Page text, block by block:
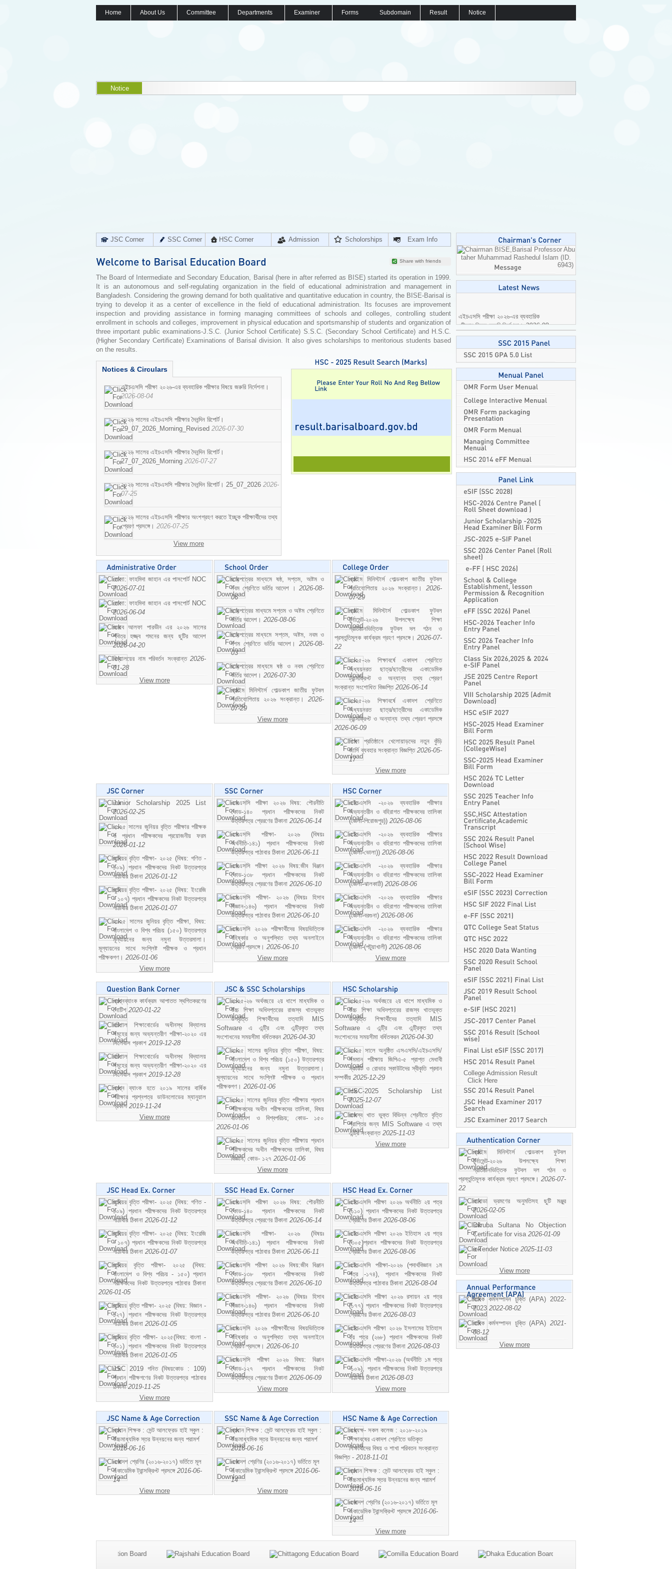
Home About Us Committee Departments Examiner Forms Subdomain Result Notice
Notice
JSC Corner SSC Corner HSC Corner Admission Scholorships Exam Info
Share with friends
The Board of Intermediate and Secondary Education, Barisal (here in after referred as BISE) started its operation in 1999.
It is an autonomous and self-regulating organization in the field of educational administration and management in
Bangladesh. Considering the growing demand for both qualitative and quantitative education in country, the BISE-Barisal is
trying to develop it as a center of excellence in the field of educational administration. Its focuses are improvement
inspection and providing assistance in forming managing committees of schools and colleges, controlling student
enrollment in schools and colleges, improvement in physical education and sportsmanship of students and organization of
three important public examinations-J.S.C. (Junior School Certificate) S.S.C. (Secondary School Certificate) and H.S.C.
(Higher Secondary Certificate) Examinations of Barisal division. It also gives scholarships to meritorious students based
on the results.
Notices & Circulars
এইচএসসি পরীক্ষা ২০২৬-এর ব্যবহারিক পরীক্ষার বিষয়ে জরুরি নির্দেশনা।
2026-08-04
২০২৬ সালের এইচএসসি পরীক্ষার দৈনন্দিন রিপোর্ট।
29_07_2026_Morning_Revised 2026-07-30
২০২৬ সালের এইচএসসি পরীক্ষার দৈনন্দিন রিপোর্ট।
27_07_2026_Morning 2026-07-27
২০২৬ সালের এইচএসসি পরীক্ষার দৈনন্দিন রিপোর্ট। 25_07_2026 2026-
07-25
২০২৬ সালের এইচএসসি পরীক্ষার অংশগ্রহণ করতে ইচ্ছুক পরীক্ষার্থীদের তথ্য
প্রেরণ প্রসঙ্গে। 2026-07-25
View more
মোসা: ফাহমিদা জাহান এর পাসপোর্ট NOC
2026-07-01
মোসা: ফাহমিদা জাহান এর পাসপোর্ট NOC
2026-06-04
জনাব আলফা পারভীন এর ২০২৬ সালের
পবিত্র হজ্জ্ব গমনের জন্য ছুটির আদেশ
2026-04-20
বিদ্যালয়ের নাম পরিবর্তন সংক্রান্ত 2026-
01-28
View more
ছাড়পত্রের মাধ্যমে ষষ্ঠ, সপ্তম, অষ্টম ও
নবম শ্রেণিতে ভর্তির আদেশ । 2026-08-
06
ছাড়পত্রের মাধ্যমে সপ্তম ও অষ্টম শ্রেণিতে
ভর্তির আদেশ। 2026-08-06
ছাড়পত্রের মাধ্যমে সপ্তম, অষ্টম, নবম ও
দশম শ্রেণিতে ভর্তির আদেশ। 2026-08-
03
ছাড়পত্রের মাধ্যমে ষষ্ঠ ও নবম শ্রেণিতে
ভর্তির আদেশ। 2026-07-30
প্রাইম মিনিস্টার্স গোল্ডকাপ জাতীয় ফুটবল
প্রতিযোগিতায় ২০২৬ সংক্রান্ত। 2026-
07-29
View more
প্রাইম মিনিস্টার্স গোল্ডকাপ জাতীয় ফুটবল
প্রতিযোগিতায় ২০২৬ সংক্রান্ত। 2026-
07-29
প্রাইম মিনিস্টার্স গোল্ডকাপ ফুটবল
টুর্নামেন্ট-২০২৬ উপলক্ষ্যে শিক্ষা
প্রতিষ্ঠানভিত্তিক ফুটবল দল গঠন ও
প্রস্তুতিমূলক কার্যক্রম গ্রহণ প্রসঙ্গে। 2026-07-
22
২০২৫-২৬ শিক্ষাবর্ষে একাদশ শ্রেণিতে
অধ্যয়নরত ছাত্র/ছাত্রীদের একাডেমিক
ট্রান্সক্রিপ্ট ও অন্যান্য তথ্য প্রেরণ
সংক্রান্ত সংশোধিত বিজ্ঞপ্তি 2026-06-14
২০২৫-২৬ শিক্ষাবর্ষে একাদশ শ্রেণিতে
অধ্যয়নরত ছাত্র/ছাত্রীদের একাডেমিক
ট্রান্সক্রিপ্ট ও অন্যান্য তথ্য প্রেরণ প্রসঙ্গে
2026-06-09
শিক্ষা প্রতিষ্ঠানে খেলোয়াড়দের নতুন কুঁড়ি
জার্সি ব্যবহার সংক্রান্ত বিজ্ঞপ্তি 2026-05-
17
View more
Junior Scholarship 2025 List
2026-02-25
২০২৫ সালের জুনিয়র বৃত্তি পরীক্ষার পরীক্ষক
ও প্রধান পরীক্ষকদের প্রয়োজনীয় ফরম
2026-01-12
জুনিয়র বৃত্তি পরীক্ষা- ২০২৫ (বিষয়: গণিত -
১০৯) প্রধান পরীক্ষকদের নিকট উত্তরপত্র
পাঠাবার ঠিকানা 2026-01-12
জুনিয়র বৃত্তি পরীক্ষা- ২০২৫ (বিষয়: ইংরেজি
- ১০৭) প্রধান পরীক্ষকদের নিকট উত্তরপত্র
পাঠাবার ঠিকানা 2026-01-07
২০২৫ সালের জুনিয়র বৃত্তি পরীক্ষা, বিষয়:
বাংলাদেশ ও বিশ্ব পরিচয় (১৫০) উত্তরপত্র
মূল্যায়নের জন্য নমুনা উত্তরমালা।
মূল্যায়নের সাথে সংশ্লিষ্ট পরীক্ষক ও প্রধান
পরীক্ষকগণ। 2026-01-06
View more
এসএসসি পরীক্ষা ২০২৬ বিষয়: পৌরনীতি
কোড-১৪০ প্রধান পরীক্ষকদের নিকট
উত্তরপত্র প্রেরণের ঠিকানা 2026-06-14
এসএসসি পরীক্ষা- ২০২৬ (বিষয়ঃ
অর্থনীতি-১৪১) প্রধান পরীক্ষকদের নিকট
উত্তরপত্র পাঠাবার ঠিকানা 2026-06-11
এসএসসি পরীক্ষা ২০২৬ বিষয়:জীব বিঞ্জান
কোড-১৩৮ প্রধান পরীক্ষকদের নিকট
উত্তরপত্র প্রেরণের ঠিকানা 2026-06-10
এসএসসি পরীক্ষা- ২০২৬ (বিষয়ঃ হিসাব
বিজ্ঞান-১৪৬) প্রধান পরীক্ষকদের নিকট
উত্তরপত্র পাঠাবার ঠিকানা 2026-06-10
এসএসসি ২০২৬ পরীক্ষার্থীদের বিষয়ভিত্তিক
বহিষ্কার ও অনুপস্থিত তথ্য অনলাইনে
প্রেরণ প্রসঙ্গে। 2026-06-10
View more
এইচএসসি -২০২৬ ব্যবহারিক পরীক্ষার
অভ্যন্তরীন ও বহিরাগত পরীক্ষকদের তালিকা
(জেলা-পিরোজপুর)) 2026-08-06
এইচএসসি -২০২৬ ব্যবহারিক পরীক্ষার
অভ্যন্তরীন ও বহিরাগত পরীক্ষকদের তালিকা
(জেলা-ভোলা)) 2026-08-06
এইচএসসি -২০২৬ ব্যবহারিক পরীক্ষার
অভ্যন্তরীন ও বহিরাগত পরীক্ষকদের তালিকা
(জেলা-ঝালকাঠি) 2026-08-06
এইচএসসি -২০২৬ ব্যবহারিক পরীক্ষার
অভ্যন্তরীন ও বহিরাগত পরীক্ষকদের তালিকা
(জেলা-বরগুনা) 2026-08-06
এইচএসসি -২০২৬ ব্যবহারিক পরীক্ষার
অভ্যন্তরীন ও বহিরাগত পরীক্ষকদের তালিকা
(জেলা-(পটুয়াখালী) 2026-08-06
View more
প্রশ্নব্যাংক কার্যক্রম আপাতত স্থগিতকরণের
নোটিশ 2020-01-22
বরিশাল শিক্ষাবোর্ডের অধীনস্থ বিদ্যালয়
সমূহের জন্য অভ্যন্তরীণ পরীক্ষা-২০২০ এর
সিলেবাস প্রকাশ 2019-12-28
বরিশাল শিক্ষাবোর্ডের অধীনস্থ বিদ্যালয়
সমূহের জন্য অভ্যন্তরীণ পরীক্ষা-২০২০ এর
সিলেবাস প্রকাশ 2019-12-28
প্রশ্ন ব্যাংক হতে ২০১৯ সালের বার্ষিক
পরীক্ষার প্রশ্নপত্র ডাউনলোডের ম্যানুয়াল
প্রকাশ 2019-11-24
View more
২০২৫-২৬ অর্থবছরে ২য় ধাপে মাধ্যমিক ও
উচ্চ শিক্ষা অধিদপ্তরের রাজস্ব খাতভুক্ত
উপবৃত্তি শিক্ষার্থীদের তত্যাদি MIS
Software এ এন্ট্রি এবং এন্ট্রিকৃত তথ্য
সংশোধনের সময়সীমা বর্ধিতকরন 2026-04-30
২০২৫ সালের জুনিয়র বৃত্তি পরীক্ষা, বিষয়:
বাংলাদেশ ও বিশ্ব পরিচয় (১৫০) উত্তরপত্র
মূল্যায়নের জন্য নমুনা উত্তরমালা।
মূল্যায়নের সাথে সংশ্লিষ্ট পরীক্ষক ও প্রধান
পরীক্ষকগণ। 2026-01-06
২০২৫ সালের জুনিয়র বৃত্তি পরীক্ষায় প্রধান
পরীক্ষকদের অধীন পরীক্ষকদের তালিকা, বিষয়
বাংলাদেশ ও বিশ্বপরিচয়; কোড- ১৫০
2026-01-06
২০২৫ সালের জুনিয়র বৃত্তি পরীক্ষায় প্রধান
পরীক্ষকদের অধীন পরীক্ষকদের তালিকা, বিষয়
বিজ্ঞান; কোড- ১২৭ 2026-01-06
View more
২০২৫-২৬ অর্থবছরে ২য় ধাপে মাধ্যমিক ও
উচ্চ শিক্ষা অধিদপ্তরের রাজস্ব খাতভুক্ত
উপবৃত্তি শিক্ষার্থীদের তত্যাদি MIS
Software এ এন্ট্রি এবং এন্ট্রিকৃত তথ্য
সংশোধনের সময়সীমা বর্ধিতকরন 2026-04-30
২০২৫ সালে অনুষ্ঠিত এসএসসি/এইচএসসি/
সমমান পরীক্ষায় জিপিএ-৫ প্রাপ্ত মেধাবী
স্কাউট ও রোভার স্কাউটদের স্বীকৃতি প্রদান
সম্পর্কীয় 2025-12-29
HSC-2025 Scholarship List
2025-12-07
রাজস্ব খাত ভুক্ত বিভিন্ন শ্রেনীতে বৃত্তি
প্রাপ্তির জন্য MIS Software এ তথ্য
এন্ট্রি সংক্রান্ত 2025-11-03
View more
জুনিয়র বৃত্তি পরীক্ষা- ২০২৫ (বিষয়: গণিত -
১০৯) প্রধান পরীক্ষকদের নিকট উত্তরপত্র
পাঠাবার ঠিকানা 2026-01-12
জুনিয়র বৃত্তি পরীক্ষা- ২০২৫ (বিষয়: ইংরেজি
- ১০৭) প্রধান পরীক্ষকদের নিকট উত্তরপত্র
পাঠাবার ঠিকানা 2026-01-07
জুনিয়র বৃত্তি পরীক্ষা- ২০২৫ (বিষয়:
বাংলাদেশ ও বিশ্ব পরিচয় - ১৫০) প্রধান
পরীক্ষকদের নিকট উত্তরপত্র পাঠাবার ঠিকানা
2026-01-05
জুনিয়র বৃত্তি পরীক্ষা- ২০২৫ (বিষয়: বিজ্ঞান -
১২৭) প্রধান পরীক্ষকদের নিকট উত্তরপত্র
পাঠাবার ঠিকানা 2026-01-05
জুনিয়র বৃত্তি পরীক্ষা- ২০২৫(বিষয়: বাংলা -
১০১) প্রধান পরীক্ষকদের নিকট উত্তরপত্র
পাঠাবার ঠিকানা 2026-01-05
JSC 2019 গনিত (বিষয়কোড : 109)
প্রধান পরীক্ষগণের নিকট উত্তরপত্র পাঠাবার
ঠিকানা2019-11-25
View more
এসএসসি পরীক্ষা ২০২৬ বিষয়: পৌরনীতি
কোড-১৪০ প্রধান পরীক্ষকদের নিকট
উত্তরপত্র প্রেরণের ঠিকানা 2026-06-14
এসএসসি পরীক্ষা- ২০২৬ (বিষয়ঃ
অর্থনীতি-১৪১) প্রধান পরীক্ষকদের নিকট
উত্তরপত্র পাঠাবার ঠিকানা 2026-06-11
এসএসসি পরীক্ষা ২০২৬ বিষয়:জীব বিঞ্জান
কোড-১৩৮ প্রধান পরীক্ষকদের নিকট
উত্তরপত্র প্রেরণের ঠিকানা 2026-06-10
এসএসসি পরীক্ষা- ২০২৬ (বিষয়ঃ হিসাব
বিজ্ঞান-১৪৬) প্রধান পরীক্ষকদের নিকট
উত্তরপত্র পাঠাবার ঠিকানা 2026-06-10
এসএসসি ২০২৬ পরীক্ষার্থীদের বিষয়ভিত্তিক
বহিষ্কার ও অনুপস্থিত তথ্য অনলাইনে
প্রেরণ প্রসঙ্গে। 2026-06-10
এসএসসি পরীক্ষা ২০২৬ বিষয়: বিঞ্জান
কোড-১২৭ প্রধান পরীক্ষকদের নিকট
উত্তরপত্র প্রেরণের ঠিকানা 2026-06-09
View more
এইচএসসি পরীক্ষা ২০২৬ অর্থনীতি ২য় পত্র
(১১০) প্রধান পরীক্ষকদের নিকট উত্তরপত্র
প্রেরণের ঠিকানা 2026-08-06
এইচএসসি পরীক্ষা ২০২৬ ইতিহাস ২য় পত্র
(৩০৫)প্রধান পরীক্ষকদের নিকট উত্তরপত্র
প্রেরণের ঠিকানা 2026-08-06
এইচএসসি পরীক্ষা-২০২৬ (পদার্থবিজ্ঞান ১ম
পত্র -১৭৪), প্রধান পরীক্ষকদের নিকট
উত্তরপত্র পাঠাবার ঠিকানা 2026-08-04
এইচএসসি পরীক্ষা ২০২৬ রসায়ন ২য় পত্র
(১৭৭) প্রধান পরীক্ষকদের নিকট উত্তরপত্র
প্রেরণের ঠিকানা 2026-08-03
এইচএসসি পরীক্ষা ২০২৬ ইসলামের ইতিহাস
২য় পত্র (২৬৮) প্রধান পরীক্ষকদের নিকট
উত্তরপত্র প্রেরণের ঠিকানা 2026-08-03
এইচএসসি পরীক্ষা-২০২৬ (অর্থনীতি ১ম পত্র
-১০৯), প্রধান পরীক্ষকদের নিকট উত্তরপত্র
পাঠাবার ঠিকানা 2026-08-03
View more
প্রধান শিক্ষক : সেন্ট আলফ্রেড হাই স্কুল :
উচ্চমাধ্যমিক স্তর উন্নয়নের জন্য পরামর্শ
2016-06-16
একাদশ শ্রেণির (২০১৬-২০১৭) ভর্তিতে মূল
একাডেমিক ট্রান্সক্রিপ্ট প্রসঙ্গে 2016-06-
14
View more
প্রধান শিক্ষক : সেন্ট আলফ্রেড হাই স্কুল :
উচ্চমাধ্যমিক স্তর উন্নয়নের জন্য পরামর্শ
2016-06-16
একাদশ শ্রেণির (২০১৬-২০১৭) ভর্তিতে মূল
একাডেমিক ট্রান্সক্রিপ্ট প্রসঙ্গে 2016-06-
14
View more
অধ্যক্ষ- সকল কলেজ : ২০১৮-২০১৯
শিক্ষাবষের একাদশ শ্রেণিতে ভতিকৃত
শিক্ষাথীদের বিষয় ও শাখা পরিবতন সংক্রান্ত
বিজ্ঞপ্তি - 2018-11-01
প্রধান শিক্ষক : সেন্ট আলফ্রেড হাই স্কুল :
উচ্চমাধ্যমিক স্তর উন্নয়নের জন্য পরামর্শ
2016-06-16
একাদশ শ্রেণির (২০১৬-২০১৭) ভর্তিতে মূল
একাডেমিক ট্রান্সক্রিপ্ট প্রসঙ্গে 2016-06-
14
View more
Professor Abu
taher Muhammad Rashedul Islam (ID.
6943)
পরীক্ষার বিষয়ে জরুরি নির্দেশনা।2026-08-
04
College Admission Result
Click Here
প্রাইম মিনিস্টার্স গোল্ডকাপ ফুটবল
টুর্নামেন্ট-২০২৬ উপলক্ষ্যে শিক্ষা
প্রতিষ্ঠানভিত্তিক ফুটবল দল গঠন ও
প্রস্তুতিমূলক কার্যক্রম গ্রহণ প্রসঙ্গে। 2026-07-
22
কানাডা ভ্রমণের অনুমতিসহ ছুটি মঞ্জুর
2026-02-05
Dilruba Sultana No Objection
Certificate for visa 2026-01-09
e-Tender Notice 2025-11-03
View more
বাষিক কর্মসম্পাদন চুক্তি (APA) 2022-
2023 2022-08-02
বাষিক কর্মসম্পাদন চুক্তি (APA) 2021-
08-12
View more